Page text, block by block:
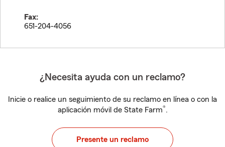
Fax:
651-204-4056
¿Necesita ayuda con un reclamo?
Inicie o realice un seguimiento de su reclamo en línea o con la
aplicación móvil de State Farm®.
Presente un reclamo